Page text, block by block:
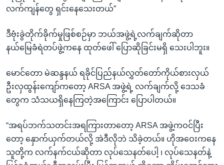
လက်ကျန်တွေ ရှင်းနေသေးတယ်”
ဒီဗုံးခွဲတိုက်ခိုက်မှုဖြစ်စဉ်မှာ ဘယ်အဖွဲ့ရဲ့လက်ချက်ဆိုတာ
နယ်မြေခံရဲတပ်ဖွဲ့ကနေ ထုတ်ဖေါ် ပြောဆိုခြင်းမရှိ သေးပါဘူး။
မောင်တော မဲဆန္ဒနယ် ရခိုင်ပြည်နယ်လွှတ်တော်ကိုယ်စားလှယ်
ဦးလှထွန်းကျော်ကတော့ ARSA အဖွဲ့ရဲ့ လက်ချက်လို့ ဒေသခံ
တွေက သံသယရှိနေကြတဲ့အကြောင်း ပြောပါတယ်။
“အရပ်ဘက်သတင်းအရကြားတာတော့ ARSA အဖွဲ့ကဝင်ပြီး
တော့ နှောက်ယှက်တယ်လို့ အဲဒီလိုဘဲ သိခဲ့တယ်။ ဟိုအဝေးကနေ
သူတို့က လက်နက်ငယ်ဆိုတာ လုပ်သေနတ်ပေါ့ ၊ လုပ်သေနတ်နဲ့